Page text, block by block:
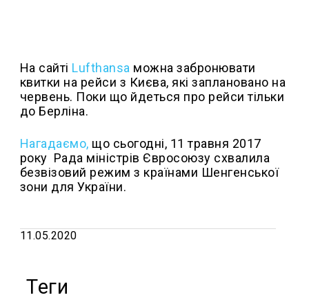
На сайті Lufthansa можна забронювати
квитки на рейси з Києва, які заплановано на
червень. Поки що йдеться про рейси тільки
до Берліна.
Нагадаємо, що сьогодні, 11 травня 2017
року Рада міністрів Євросоюзу схвалила
безвізовий режим з країнами Шенгенської
зони для України.
11.05.2020
Теги